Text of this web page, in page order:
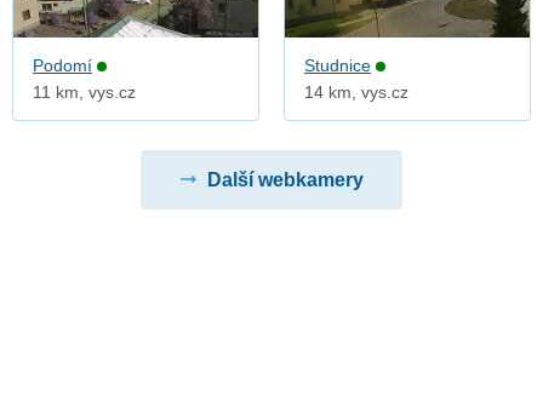
Podomí
11 km, vys.cz
Studnice
14 km, vys.cz
Další webkamery